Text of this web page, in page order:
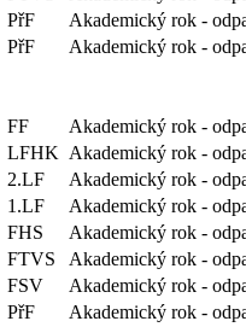
PřF
Akademický rok -
PřF Akademický rok -
FF
Akademický rok -
LFHK Akademický rok -
2.LF
Akademický rok -
1.LF
Akademický rok -
FHS
Akademický rok -
FTVS
Akademický rok -
FSV
Akademický rok -
PřF
Akademický rok -